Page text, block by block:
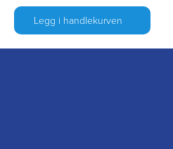
Legg i handlekurven